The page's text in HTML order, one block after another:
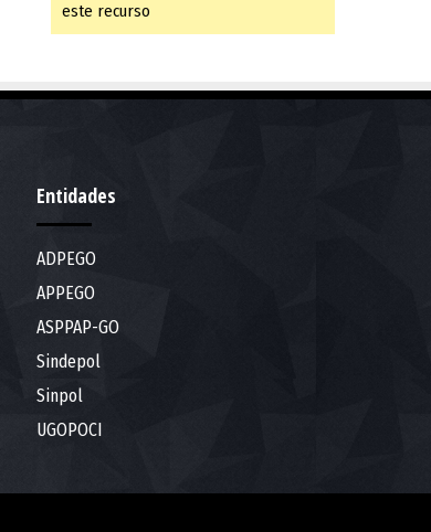
este recurso
Entidades
ADPEGO
APPEGO
ASPPAP-GO
Sindepol
Sinpol
UGOPOCI